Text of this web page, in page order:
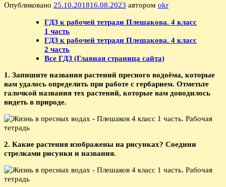
Опубликовано 25.10.201816.08.2023 автором okr
ГДЗ к рабочей тетради Плешакова. 4 класс
1 часть
ГДЗ к рабочей тетради Плешакова. 4 класс
2 часть
Все ГДЗ (Главная страница сайта)
1. Запишите названия растений пресного водоёма, которые
вам удалось определить при работе с гербарием. Отметьте
галочкой названия тех растений, которые вам доводилось
видеть в природе.
2. Какие растения изображены на рисунках? Соедини
стрелками рисунки и названия.